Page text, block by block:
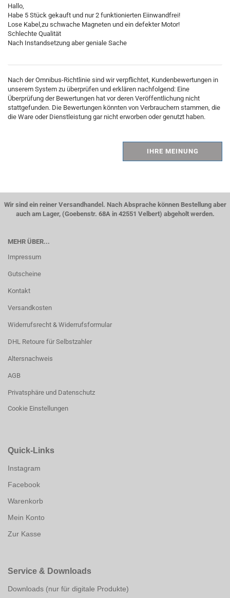
Hallo,
Habe 5 Stück gekauft und nur 2 funktionierten Eiinwandfrei!
Lose Kabel,zu schwache Magneten und ein defekter Motor!
Schlechte Qualität
Nach der Omnibus-Richtlinie sind wir verpflichtet, Kundenbewertungen in
unserem System zu überprüfen und erklären nachfolgend: Eine
Überprüfung der Bewertungen hat vor deren Veröffentlichung nicht
stattgefunden. Die Bewertungen könnten von Verbrauchern stammen, die
die Ware oder Dienstleistung gar nicht erworben oder genutzt haben.
IHRE MEINUNG
Wir sind ein reiner Versandhandel. Nach Absprache können Bestellung aber
auch am Lager, (Goebenstr. 68A in 42551 Velbert) abgeholt werden.
MEHR ÜBER...
Impressum
Gutscheine
Kontakt
Versandkosten
Widerrufsrecht & Widerrufsformular
DHL Retoure für Selbstzahler
Altersnachweis
AGB
Privatsphäre und Datenschutz
Cookie Einstellungen
Quick-Links
Instagram
Facebook
Warenkorb
Mein Konto
Zur Kasse
Service & Downloads
Downloads (nur für digitale Produkte)